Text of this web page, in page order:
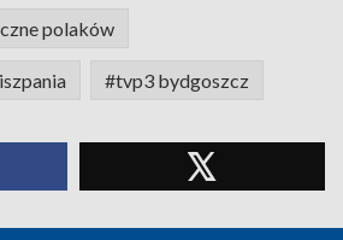
polaków
#tvp3 bydgoszcz